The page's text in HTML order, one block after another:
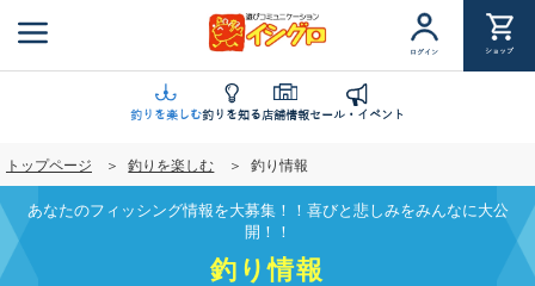
ン
に
移
動
ログイン ショップ
釣りを楽しむ釣りを知る店舗情報セール・イベント
トップページ 釣りを楽しむ 釣り情報
あなたのフィッシング情報を大募集！！喜びと悲しみをみんなに大公
開！！
釣り情報